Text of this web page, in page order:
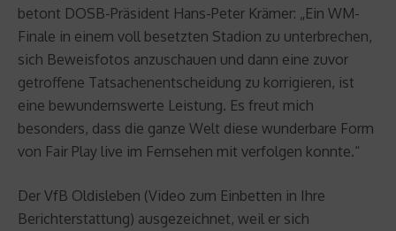
betont DOSB-Präsident Hans-Peter Krämer: „Ein WM-
Finale in einem voll besetzten Stadion zu unterbrechen,
sich Beweisfotos anzuschauen und dann eine zuvor
getroffene Tatsachenentscheidung zu korrigieren, ist
eine bewundernswerte Leistung. Es freut mich
besonders, dass die ganze Welt diese wunderbare Form
von Fair Play live im Fernsehen mit verfolgen konnte.“
Der VfB Oldisleben (Video zum Einbetten in Ihre
Berichterstattung) ausgezeichnet, weil er sich